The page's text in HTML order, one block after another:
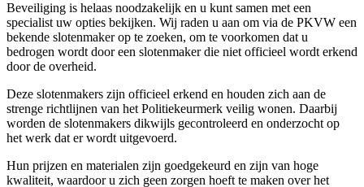
Beveiliging is helaas noodzakelijk en u kunt samen met een
specialist uw opties bekijken. Wij raden u aan om via de PKVW een
bekende slotenmaker op te zoeken, om te voorkomen dat u
bedrogen wordt door een slotenmaker die niet officieel wordt erkend
door de overheid.
Deze slotenmakers zijn officieel erkend en houden zich aan de
strenge richtlijnen van het Politiekeurmerk veilig wonen. Daarbij
worden de slotenmakers dikwijls gecontroleerd en onderzocht op
het werk dat er wordt uitgevoerd.
Hun prijzen en materialen zijn goedgekeurd en zijn van hoge
kwaliteit, waardoor u zich geen zorgen hoeft te maken over het